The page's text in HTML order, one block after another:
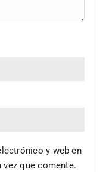
y web en
vez que comente.